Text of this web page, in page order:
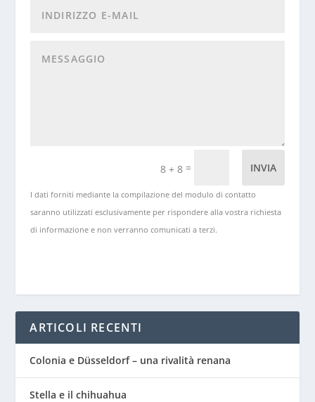
8 + 8 = INVIA
I dati forniti mediante la compilazione del modulo di contatto
saranno utilizzati esclusivamente per rispondere alla vostra richiesta
di informazione e non verranno comunicati a terzi.
ARTICOLI RECENTI
Colonia e Düsseldorf – una rivalità renana
Stella e il chihuahua